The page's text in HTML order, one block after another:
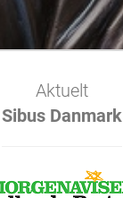
Aktuelt
Sibus Danmark